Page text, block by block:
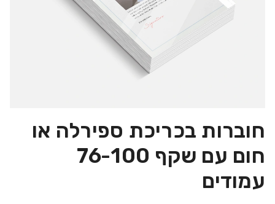
חוברות בכריכת ספירלה או
חום עם שקף 76-100
עמודים